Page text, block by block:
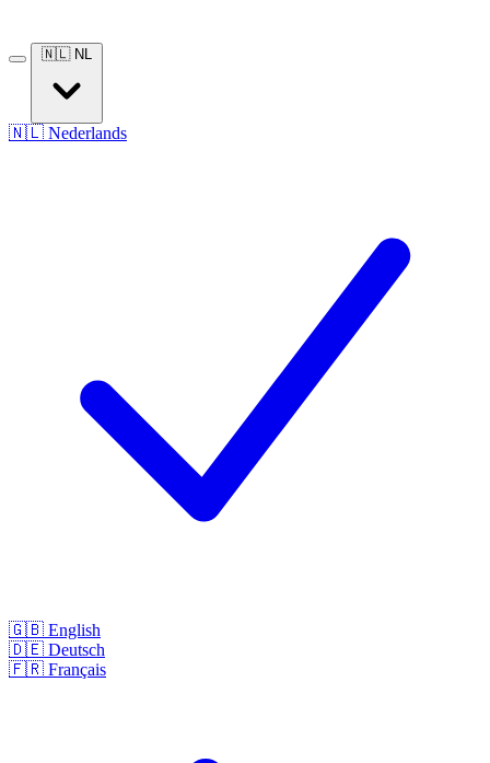
🇳🇱 NL
🇳🇱 Nederlands
🇬🇧 English
🇩🇪 Deutsch
🇫🇷 Français